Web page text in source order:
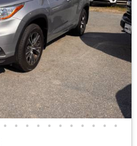
• • • • • • • • • • •